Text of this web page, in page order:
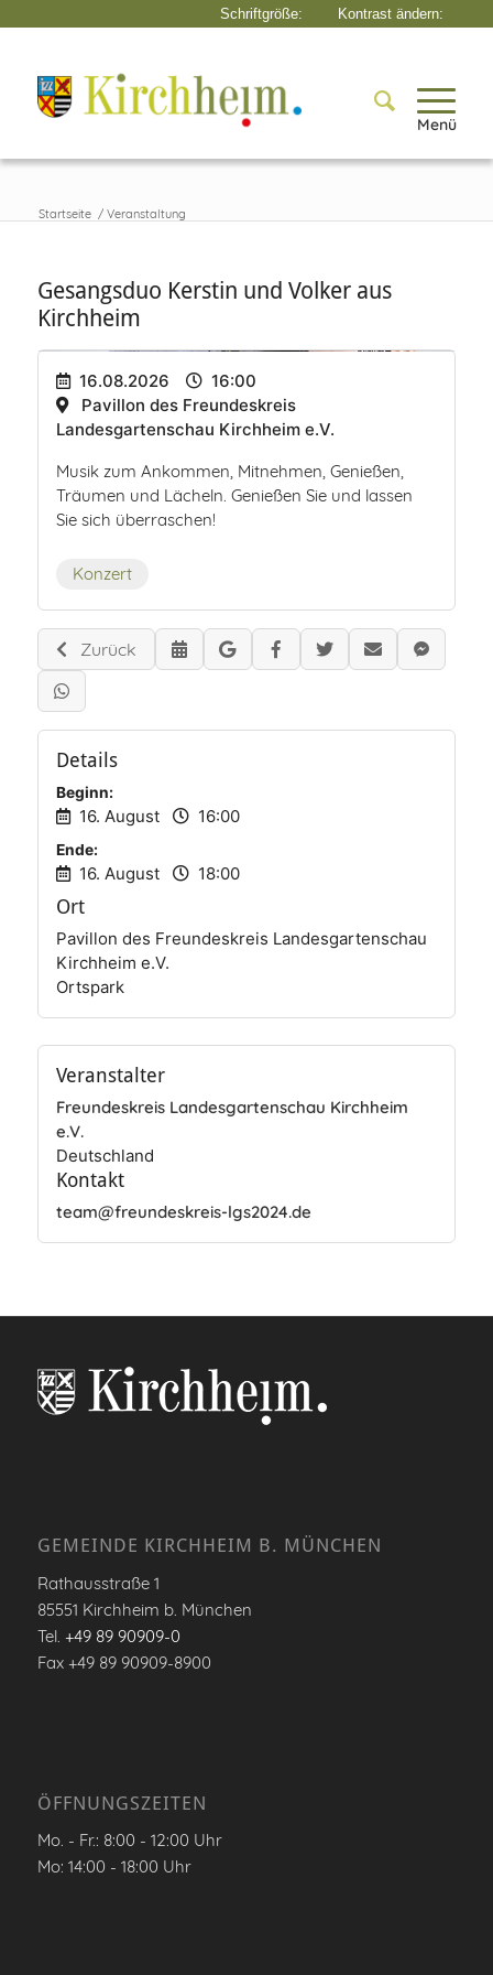
Menü
Startseite / Veranstaltung
Gesangsduo Kerstin und Volker aus
Kirchheim
16.08.2026
16:00
Pavillon des Freundeskreis
Landesgartenschau Kirchheim e.V.
Musik zum Ankommen, Mitnehmen, Genießen,
Träumen und Lächeln. Genießen Sie und lassen
Sie sich überraschen!
Konzert
Zurück
Details
Beginn:
16. August 16:00
Ende:
16. August 18:00
Ort
Pavillon des Freundeskreis Landesgartenschau
Kirchheim e.V.
Ortspark
Veranstalter
Freundeskreis Landesgartenschau Kirchheim
e.V.
Deutschland
Kontakt
team@freundeskreis-lgs2024.de
GEMEINDE KIRCHHEIM B. MÜNCHEN
Rathausstraße 1
85551 Kirchheim b. München
Tel. +49 89 90909-0
Fax +49 89 90909-8900
ÖFFNUNGSZEITEN
Mo. - Fr.: 8:00 - 12:00 Uhr
Mo: 14:00 - 18:00 Uhr